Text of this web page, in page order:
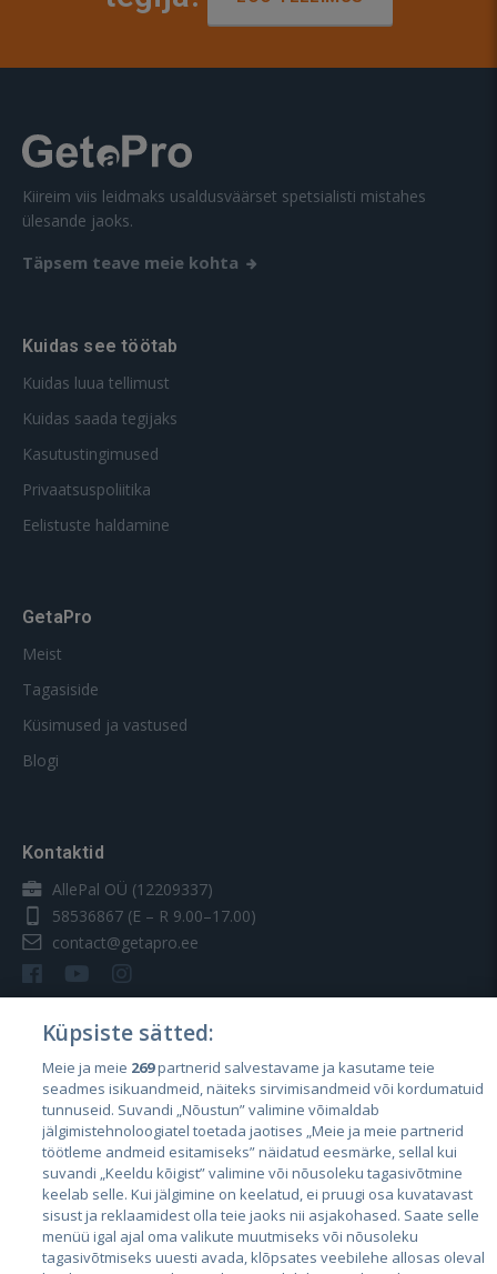
Kiireim viis leidmaks usaldusväärset spetsialisti mistahes
ülesande jaoks.
Täpsem teave meie kohta
Kuidas see töötab
Kuidas luua tellimust
Kuidas saada tegijaks
Kasutustingimused
Privaatsuspoliitika
Eelistuste haldamine
GetaPro
Meist
Tagasiside
Küsimused ja vastused
Blogi
Kontaktid
AllePal OÜ (12209337)
58536867 (E – R 9.00–17.00)
contact@getapro.ee
Riigid
Eesti
Läti
Leedu
Küpsiste sätted:
Meie ja meie 269partnerid salvestavame ja kasutame teie
seadmes isikuandmeid, näiteks sirvimisandmeid või kordumatuid
tunnuseid. Suvandi „Nõustun” valimine võimaldab
jälgimistehnoloogiatel toetada jaotises „Meie ja meie partnerid
töötleme andmeid esitamiseks” näidatud eesmärke, sellal kui
suvandi „Keeldu kõigist” valimine või nõusoleku tagasivõtmine
keelab selle. Kui jälgimine on keelatud, ei pruugi osa kuvatavast
sisust ja reklaamidest olla teie jaoks nii asjakohased. Saate selle
menüü igal ajal oma valikute muutmiseks või nõusoleku
tagasivõtmiseks uuesti avada, klõpsates veebilehe allosas oleval